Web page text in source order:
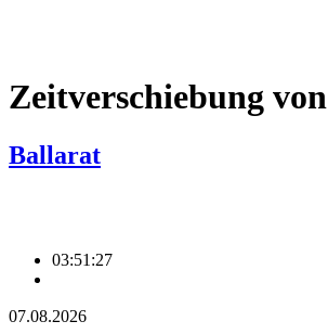
Zeitverschiebung
Ballarat
03:51:28
07.08.2026